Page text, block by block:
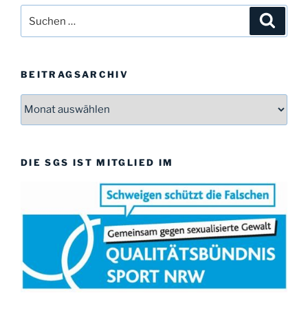
w
s
nach:
BEITRAGSARCHIV
Beitragsarchiv
DIE SGS IST MITGLIED IM